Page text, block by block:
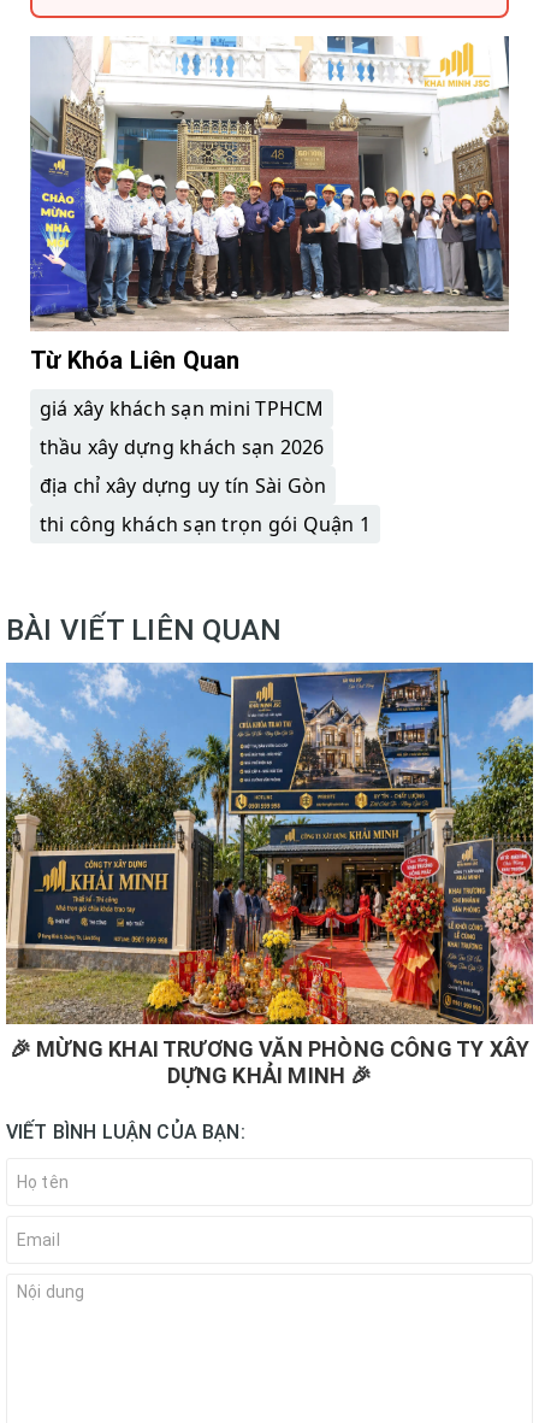
Từ Khóa Liên Quan
giá xây khách sạn mini TPHCM
thầu xây dựng khách sạn 2026
địa chỉ xây dựng uy tín Sài Gòn
thi công khách sạn trọn gói Quận 1
BÀI VIẾT LIÊN QUAN
🎉 MỪNG KHAI TRƯƠNG VĂN PHÒNG CÔNG TY XÂY
DỰNG KHẢI MINH 🎉
VIẾT BÌNH LUẬN CỦA BẠN: